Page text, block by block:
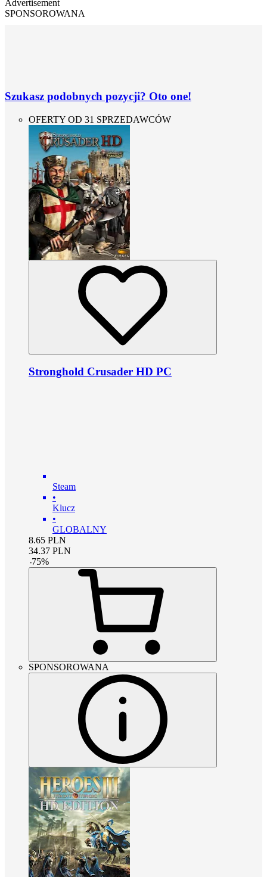
Advertisement
SPONSOROWANA
Szukasz podobnych pozycji? Oto one!
OFERTY OD 31 SPRZEDAWCÓW
Stronghold Crusader HD PC
Steam
•
Klucz
•
GLOBALNY
8.65 PLN
34.37 PLN
-75%
SPONSOROWANA